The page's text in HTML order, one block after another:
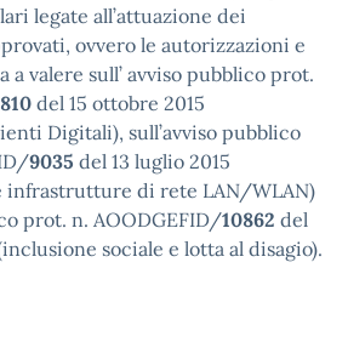
legate all’attuazione dei
ovvero le autorizzazioni e
a valere sull’ avviso pubblico prot.
del 15 ottobre 2015
Digitali), sull’avviso pubblico
9035 del 13 luglio 2015
infrastrutture di rete LAN/WLAN)
prot. n. AOODGEFID/10862 del
sociale e lotta al disagio).